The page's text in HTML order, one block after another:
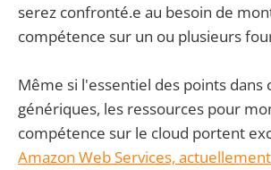
serez confronté.e au besoin de
compétence sur un ou plusieurs
Même si l'essentiel des points dans
génériques, les ressources pour
compétence sur le cloud portent
Amazon Web Services,